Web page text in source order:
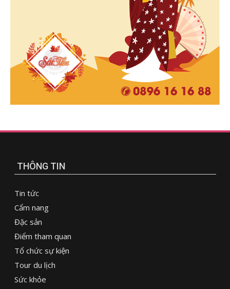
THÔNG TIN
Tin tức
Cẩm nang
Đặc sản
Điểm tham quan
Tổ chức sự kiện
Tour du lịch
Sức khỏe